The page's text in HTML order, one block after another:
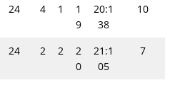
24 4 1
1
9
20:1
38
10
24 2 2
2
0
21:1
05
7